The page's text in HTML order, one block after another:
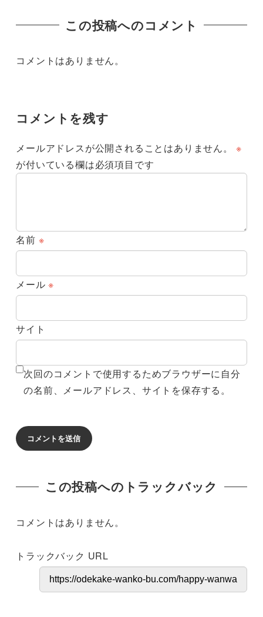
この投稿へのコメント
コメントはありません。
コメントを残す
メールアドレスが公開されることはありません。
※
が付いている欄は必須項目です
名前 ※
メール※
サイト
次回のコメントで使用するためブラウザーに自分
の名前、メールアドレス、サイトを保存する。
この投稿へのトラックバック
コメントはありません。
トラックバック URL